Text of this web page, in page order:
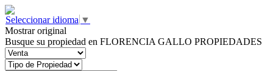
Seleccionar idioma ▼
Mostrar original
Busque su propiedad en FLORENCIA GALLO PROPIEDADES